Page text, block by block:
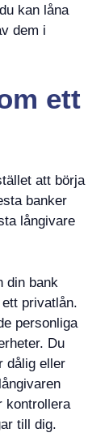
kan låna
dem i
ett
att börja
banker
långivare
din bank
privatlån.
personliga
Du
dålig eller
kontrollera
till dig.